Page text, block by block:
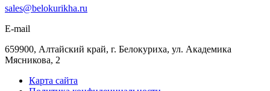
sales@belokurikha.ru
E-mail
659900, Алтайский край, г. Белокуриха, ул. Академика
Мясникова, 2
Карта сайта